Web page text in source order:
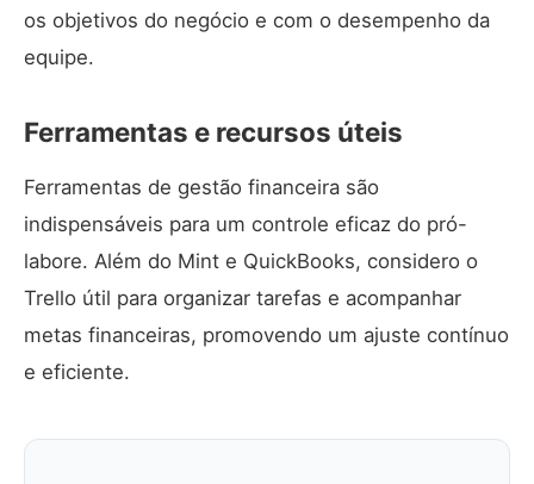
os objetivos do negócio e com o desempenho da
equipe.
Ferramentas e recursos úteis
Ferramentas de gestão financeira são
indispensáveis para um controle eficaz do pró-
labore. Além do Mint e QuickBooks, considero o
Trello útil para organizar tarefas e acompanhar
metas financeiras, promovendo um ajuste contínuo
e eficiente.